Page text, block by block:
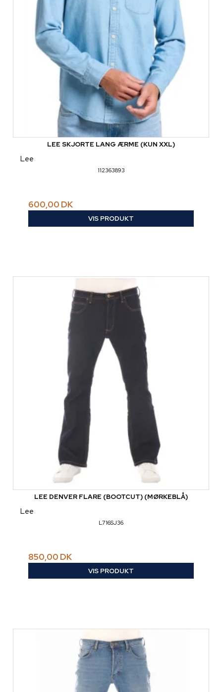
LEE SKJORTE LANG ÆRME (KUN XXL)
Lee
112363893
600,00 DK
VIS PRODUKT
LEE DENVER FLARE (BOOTCUT) (MØRKEBLÅ)
Lee
L716SJ36
850,00 DK
VIS PRODUKT